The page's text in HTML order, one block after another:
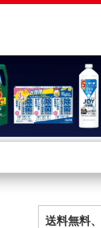
送料無料、